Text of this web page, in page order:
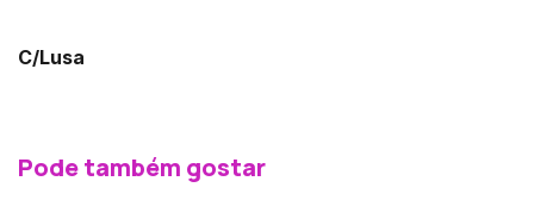
C/Lusa
Pode também gostar